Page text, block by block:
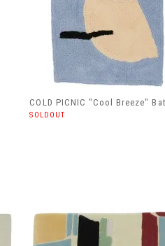
COLD PICNIC "Cool Breeze"
SOLDOUT